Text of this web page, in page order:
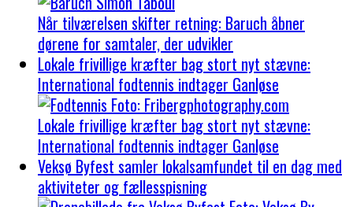
Når tilværelsen skifter retning: Baruch åbner
dørene for samtaler, der udvikler
Lokale frivillige kræfter bag stort nyt stævne:
International fodtennis indtager Ganløse
Lokale frivillige kræfter bag stort nyt stævne:
International fodtennis indtager Ganløse
Veksø Byfest samler lokalsamfundet til en dag med
aktiviteter og fællesspisning